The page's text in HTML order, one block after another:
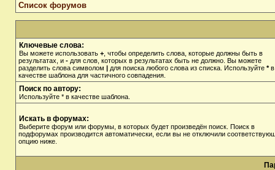
Список форумов
Ключевые слова:
Вы можете использовать + , чтобы определить слова, которые должны быть в
результатах, и - для слов, которых в результатах быть не должно. Вы можете
разделить слова символом | для поиска любого слова из списка. Используйте *в
качестве шаблона для частичного совпадения.
Поиск по автору:
Используйте * в качестве шаблона.
Искать в форумах:
Выберите форум или форумы, в которых будет произведён поиск. Поиск в
подфорумах производится автоматически, если вы не отключили
опцию ниже.